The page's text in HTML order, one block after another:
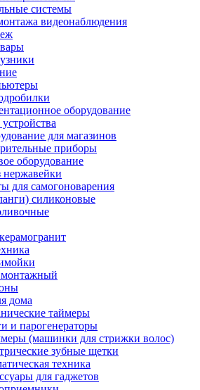
системы
видеонаблюдения
оборудование
для магазинов
приборы
оборудование
нержавейки
для самогоноварения
силиконовые
дома
таймеры
и парогенераторы
(машинки для стрижки волос)
зубные щетки
техника
для гаджетов